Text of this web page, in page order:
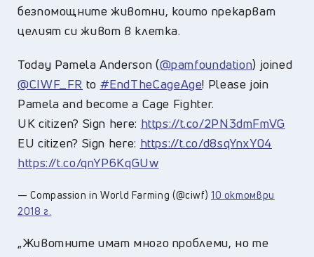
безпомощните животни, които прекарват
целият си живот в клетка.
Today Pamela Anderson (@pamfoundation) joined
@CIWF_FR to #EndTheCageAge! Please join
Pamela and become a Cage Fighter.
UK citizen? Sign here: https://t.co/2PN3dmFmVG
EU citizen? Sign here: https://t.co/d8sqYnxY04
https://t.co/qnYP6KqGUw
— Compassion in World Farming (@ciwf) 10 октомври
2018 г.
„Животните имат много проблеми, но те